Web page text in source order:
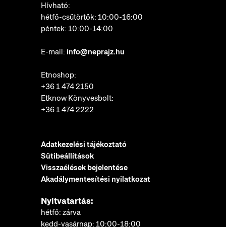
Hívható:
hétfő-csütörtök: 10:00-16:00
péntek: 10:00-14:00
E-mail: info@neprajz.hu
Etnoshop:
+36 1 474 2150
Etknow Könyvesbolt:
+36 1 474 2222
Adatkezelési tájékoztató
Sütibeállítások
Visszaélések bejelentése
Akadálymentesítési nyilatkozat
Nyitvatartás:
hétfő: zárva
kedd-vasárnap: 10:00-18:00